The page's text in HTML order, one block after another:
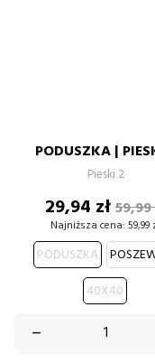
PODUSZKA |
Pieski 2
Cena
29,94 złCena
59,99
Najniższa cena: 59,99
PODUSZKA
40X40
–